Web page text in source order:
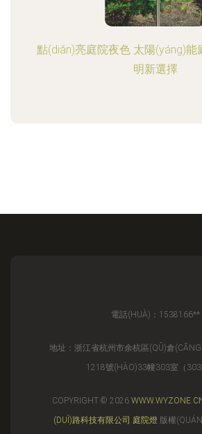
點(diǎn)亮庭院夜色 太陽(yáng)能
明新選擇
電話(HUÀ)：1538166**
地址：浙江省杭州市余杭區(QŪ)倉
1218號(HÀO)33幢303室（303
COPYRIGHT © 2026
(DUÌ)路科技有限公司 庭院燈版權